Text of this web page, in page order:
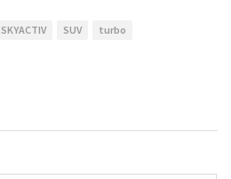
SKYACTIV SUV turbo